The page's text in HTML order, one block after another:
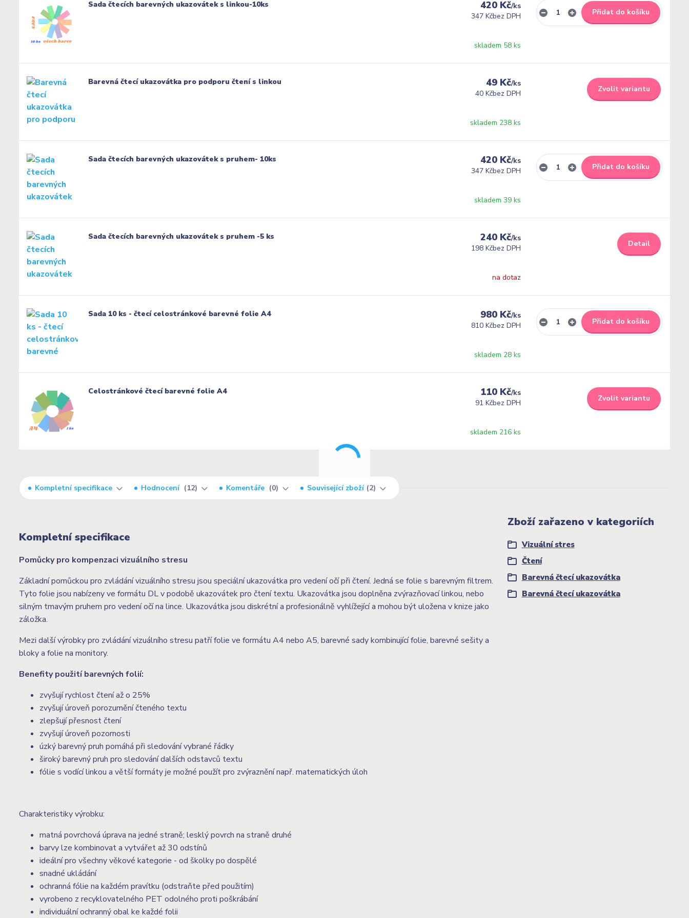
Sada čtecích barevných ukazovátek s linkou-10ks 420 Kč/ks
347 Kčbez DPH
skladem 58 ks
Přidat do košíku
Barevná čtecí ukazovátka pro podporu čtení s linkou 49 Kč/ks
40 Kčbez DPH
skladem 238 ks
Zvolit variantu
Sada čtecích barevných ukazovátek s pruhem- 10ks 420 Kč/ks
347 Kčbez DPH
skladem 39 ks
Přidat do košíku
Sada čtecích barevných ukazovátek s pruhem -5 ks 240 Kč/ks
198 Kčbez DPH
na dotaz
Detail
Sada 10 ks - čtecí celostránkové barevné folie A4 980 Kč/ks
810 Kčbez DPH
skladem 28 ks
Přidat do košíku
Celostránkové čtecí barevné folie A4 110 Kč/ks
91 Kčbez DPH
skladem 216 ks
Zvolit variantu
Kompletní specifikace Hodnocení 12 Komentáře 0 Související zboží 2
Kompletní specifikace
Pomůcky pro kompenzaci vizuálního stresu
Základní pomůckou pro zvládání vizuálního stresu jsou speciální ukazovátka pro vedení očí při čtení. Jedná se folie s barevným filtrem.
Tyto folie jsou nabízeny ve formátu DL v podobě ukazovátek pro čtení textu. Ukazovátka jsou doplněna zvýrazňovací linkou, nebo
silným tmavým pruhem pro vedení očí na lince. Ukazovátka jsou diskrétní a profesionálně vyhlížející a mohou být uložena v knize jako
záložka.
Mezi další výrobky pro zvládání vizuálního stresu patří folie ve formátu A4 nebo A5, barevné sady kombinující folie, barevné sešity a
bloky a folie na monitory.
Benefity použití barevných folií:
zvyšují rychlost čtení až o 25%
zvyšují úroveň porozumění čteného textu
zlepšují přesnost čtení
zvyšují úroveň pozornosti
úzký barevný pruh pomáhá při sledování vybrané řádky
široký barevný pruh pro sledování dalších odstavců textu
fólie s vodící linkou a větší formáty je možné použít pro zvýraznění např. matematických úloh
Charakteristiky výrobku:
matná povrchová úprava na jedné straně; lesklý povrch na straně druhé
barvy lze kombinovat a vytvářet až 30 odstínů
ideální pro všechny věkové kategorie - od školky po dospělé
snadné ukládání
ochranná fólie na každém pravítku (odstraňte před použitím)
vyrobeno z recyklovatelného PET odolného proti poškrábání
individuální ochranný obal ke každé folii
Zboží zařazeno v kategoriích
Vizuální stres
Čtení
Barevná čtecí ukazovátka
Barevná čtecí ukazovátka